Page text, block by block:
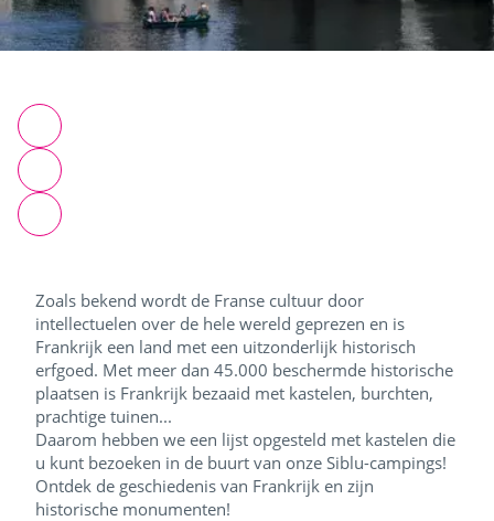
Zoals bekend wordt de Franse cultuur door
intellectuelen over de hele wereld geprezen en is
Frankrijk een land met een uitzonderlijk historisch
erfgoed. Met meer dan 45.000 beschermde historische
plaatsen is Frankrijk bezaaid met kastelen, burchten,
prachtige tuinen...
Daarom hebben we een lijst opgesteld met kastelen die
u kunt bezoeken in de buurt van onze Siblu-campings!
Ontdek de geschiedenis van Frankrijk en zijn
historische monumenten!